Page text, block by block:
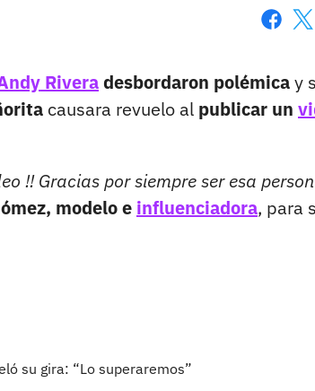
Riveradesbordaron polémicay
causara revuelo al publicar un
!! Gracias por siempre ser esa
modelo e influenciadora, para
su gira: “Lo superaremos”